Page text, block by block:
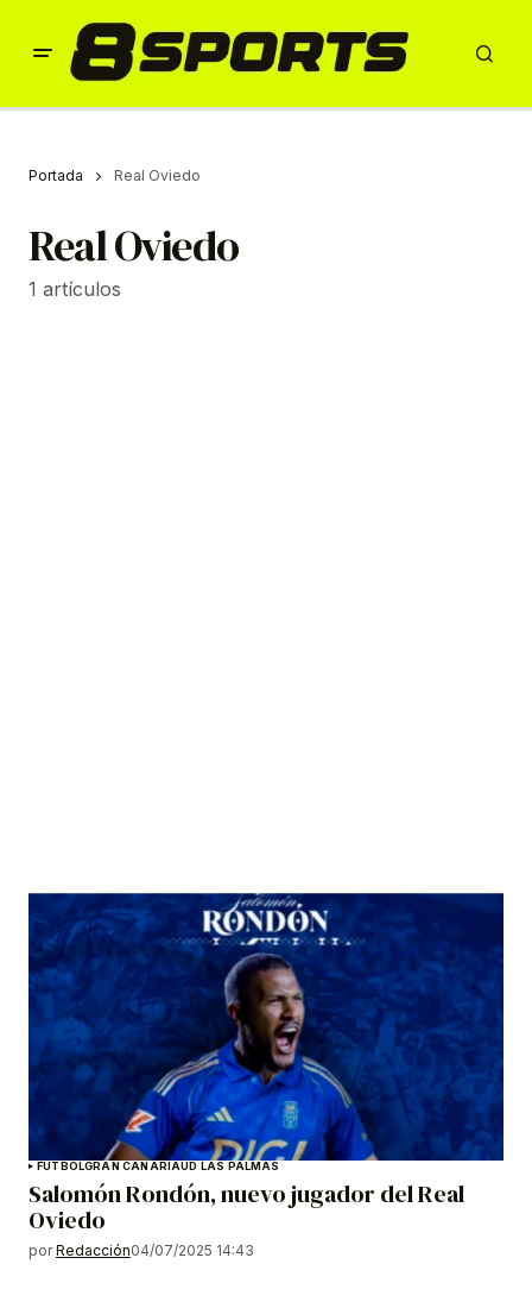
Portada Real Oviedo
Real Oviedo
1 artículos
FÚTBOLGRAN CANARIAUD LAS PALMAS
Salomón Rondón, nuevo jugador del Real
Oviedo
por Redacción04/07/2025 14:43